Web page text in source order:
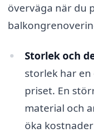
överväga när du
Storlek och
storlek har
priset. En
material och
öka